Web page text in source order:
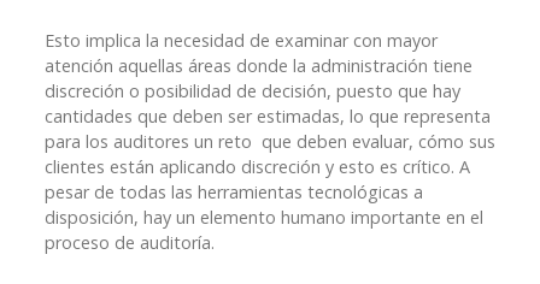
Esto implica la necesidad de examinar con mayor
atención aquellas áreas donde la administración tiene
discreción o posibilidad de decisión, puesto que hay
cantidades que deben ser estimadas, lo que representa
para los auditores un reto que deben evaluar, cómo sus
clientes están aplicando discreción y esto es crítico. A
pesar de todas las herramientas tecnológicas a
disposición, hay un elemento humano importante en el
proceso de auditoría.